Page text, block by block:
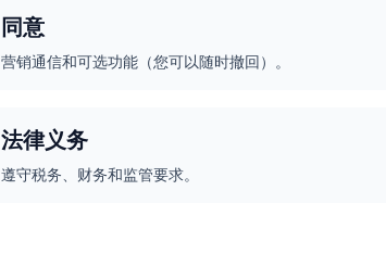
同意
营销通信和可选功能（您可以随时撤回）。
法律义务
遵守税务、财务和监管要求。